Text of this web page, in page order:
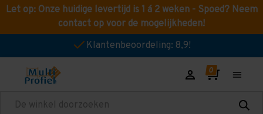
Let op: Onze huidige levertijd is 1 á 2 weken - Spoed? Neem
contact op voor de mogelijkheden!
Klantenbeoordeling: 8,9!
Zoeken